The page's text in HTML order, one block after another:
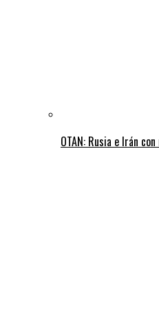
OTAN: Rusia e Irán